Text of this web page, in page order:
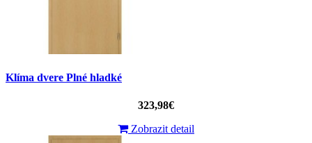
Klíma dvere Plné hladké
323,98€
Zobrazit detail